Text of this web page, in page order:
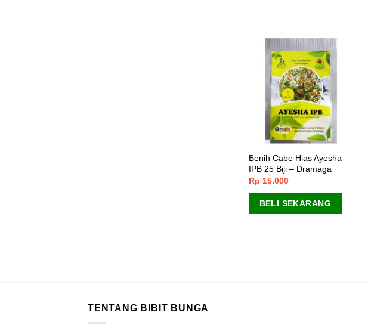
Benih Cabe Hias Ayesha
IPB 25 Biji – Dramaga
Rp 15.000
BELI SEKARANG
TENTANG BIBIT BUNGA